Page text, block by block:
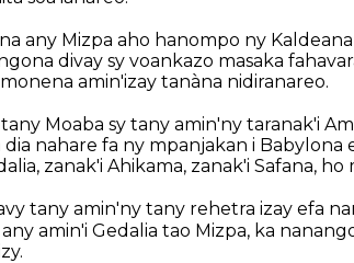
any Mizpa aho hanompo ny
divay sy voankazo masaka
amin'izay tanàna nidiranareo.
Moaba sy tany amin'ny taranak'i
nahare fa ny mpanjakan i Babylona
zanak'i Ahikama, zanak'i Safana, ho
tany amin'ny tany rehetra izay efa
amin'i Gedalia tao Mizpa, ka